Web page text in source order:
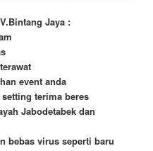
Jaya :
event anda
terima beres
Jabodetabek dan
bebas virus seperti baru